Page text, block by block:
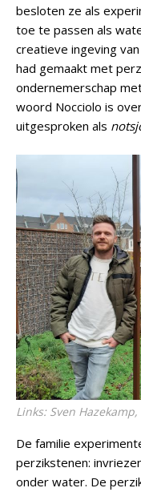
besloten ze als
toe te passen als
creatieve ingeving
had gemaakt met
ondernemerschap
woord Nocciolo is
uitgesproken als
Links: Sven
De familie
perzikstenen:
onder water. De